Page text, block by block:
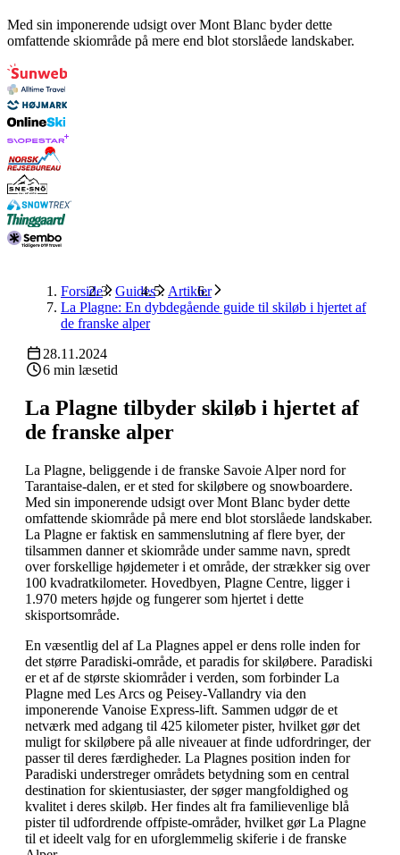
Med sin imponerende udsigt over Mont Blanc byder dette
omfattende skiområde på mere end blot storslåede landskaber.
Forside Guides
Artikler
La Plagne: En dybdegående guide til skiløb i hjertet af
de franske alper
28.11.2024
6 min læsetid
La Plagne tilbyder skiløb i hjertet af
de franske alper
La Plagne, beliggende i de franske Savoie Alper nord for
Tarantaise-dalen, er et sted for skiløbere og snowboardere.
Med sin imponerende udsigt over Mont Blanc byder dette
omfattende skiområde på mere end blot storslåede landskaber.
La Plagne er faktisk en sammenslutning af flere byer, der
tilsammen danner et skiområde under samme navn, spredt
over forskellige højdemeter i et område, der strækker sig over
100 kvadratkilometer. Hovedbyen, Plagne Centre, ligger i
1.970 meters højde og fungerer som hjertet i dette
skisportsområde.
En væsentlig del af La Plagnes appel er dens rolle inden for
det større Paradiski-område, et paradis for skiløbere. Paradiski
er et af de største skiområder i verden, som forbinder La
Plagne med Les Arcs og Peisey-Vallandry via den
imponerende Vanoise Express-lift. Sammen udgør de et
netværk med adgang til 425 kilometer pister, hvilket gør det
muligt for skiløbere på alle niveauer at finde udfordringer, der
passer til deres færdigheder. La Plagnes position inden for
Paradiski understreger områdets betydning som en central
destination for skientusiaster, der søger mangfoldighed og
kvalitet i deres skiløb. Her findes alt fra familievenlige blå
pister til udfordrende offpiste-områder, hvilket gør La Plagne
til et ideelt valg for en uforglemmelig skiferie i de franske